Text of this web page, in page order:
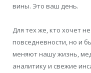
вины. Это ваш день.
Для тех же, кто хочет
повседневности, но и
меняют нашу жизнь,
аналитику и свежие